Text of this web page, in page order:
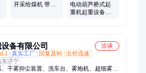
开采给煤机 带式
电动葫芦桥式起
重机起重设备铜
备有限公司
洽谈
L1 真实工厂 回复及时 出价迅速
东济宁
干雾抑尘装置、洗车台、雾炮机、超细雾炮